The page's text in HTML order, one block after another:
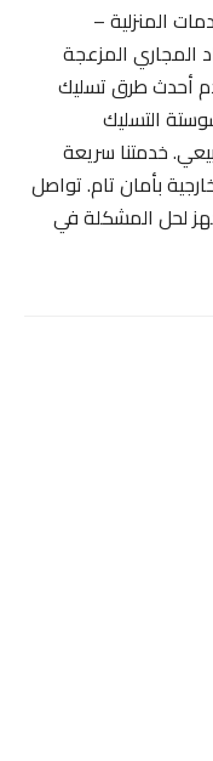
المنزلية –
المزعجة
أحدث طرق تسليك
التسليك
خدمتنا سريعة
بأمان تام. تواصل
لحل المشكلة في